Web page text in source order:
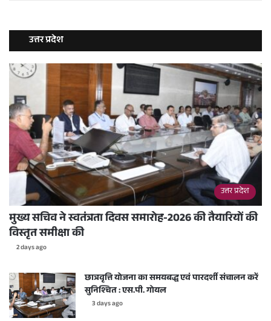
उत्तर प्रदेश
उत्तर प्रदेश
मुख्य सचिव ने स्वतंत्रता दिवस समारोह-2026 की तैयारियों की
विस्तृत समीक्षा की
2 days ago
छात्रवृत्ति योजना का समयबद्ध एवं पारदर्शी संचालन करें
सुनिश्चित : एस.पी. गोयल
3 days ago